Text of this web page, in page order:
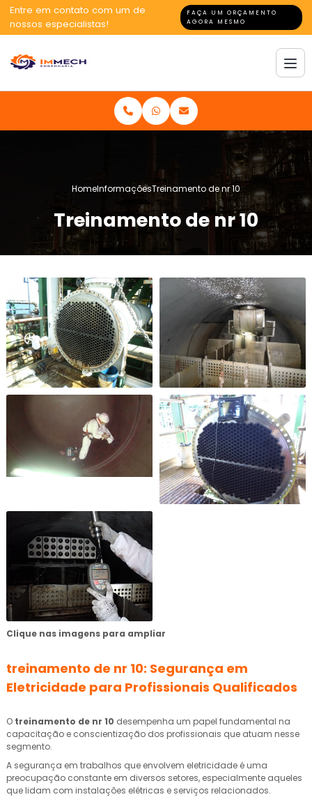
Entre em contato com um de
nossos especialistas!
FAÇA UM ORÇAMENTO
AGORA MESMO
HomeInformaçõesTreinamento de nr 10
Treinamento de nr 10
Clique nas imagens para ampliar
treinamento de nr 10: Segurança em
Eletricidade para Profissionais Qualificados
O treinamento de nr 10 desempenha um papel fundamental na
capacitação e conscientização dos profissionais que atuam nesse
segmento.
A segurança em trabalhos que envolvem eletricidade é uma
preocupação constante em diversos setores, especialmente aqueles
que lidam com instalações elétricas e serviços relacionados.